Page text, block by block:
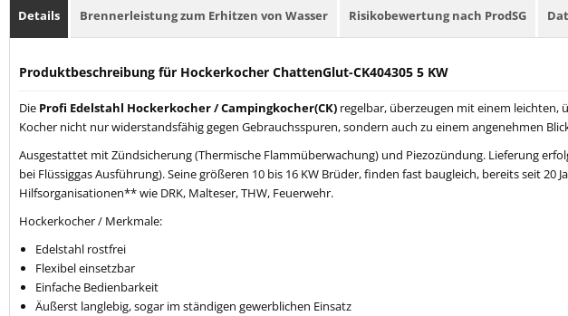
Details Brennerleistung zum Erhitzen von Wasser Risikobewertung nach ProdSG
Produktbeschreibung für Hockerkocher ChattenGlut-CK404305 5 KW
Die Profi Edelstahl Hockerkocher / Campingkocher(CK) regelbar, überzeugen mit einem leichten,
Kocher nicht nur widerstandsfähig gegen Gebrauchsspuren, sondern auch zu einem angenehmen
Ausgestattet mit Zündsicherung (Thermische Flammüberwachung) und Piezozündung. Lieferung
bei Flüssiggas Ausführung). Seine größeren 10 bis 16 KW Brüder, finden fast baugleich, bereits seit
Hilfsorganisationen** wie DRK, Malteser, THW, Feuerwehr.
Hockerkocher / Merkmale:
Edelstahl rostfrei
Flexibel einsetzbar
Einfache Bedienbarkeit
Äußerst langlebig, sogar im ständigen gewerblichen Einsatz